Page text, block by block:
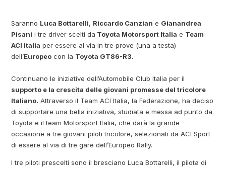
Saranno Luca Bottarelli, Riccardo Canzian e Gianandrea
Pisani i tre driver scelti da Toyota Motorsport Italia e Team
ACI Italia per essere al via in tre prove (una a testa)
dell’Europeo con la Toyota GT86-R3.
Continuano le iniziative dell’Automobile Club Italia per il
supporto e la crescita delle giovani promesse del tricolore
Italiano. Attraverso il Team ACI Italia, la Federazione, ha deciso
di supportare una bella iniziativa, studiata e messa ad punto da
Toyota e il team Motorsport Italia, che darà la grande
occasione a tre giovani piloti tricolore, selezionati da ACI Sport
di essere al via di tre gare dell’Europeo Rally.
I tre piloti prescelti sono il bresciano Luca Bottarelli, il pilota di